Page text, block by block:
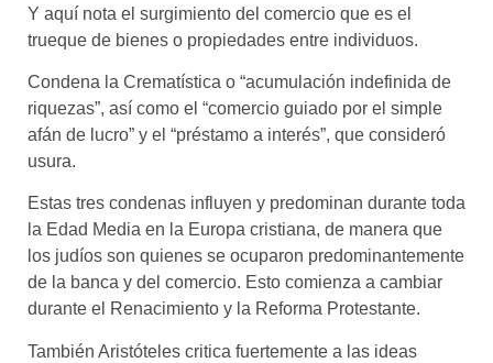
Y aquí nota el surgimiento del comercio que es el
trueque de bienes o propiedades entre individuos.
Condena la Crematística o “acumulación indefinida de
riquezas”, así como el “comercio guiado por el simple
afán de lucro” y el “préstamo a interés”, que consideró
usura.
Estas tres condenas influyen y predominan durante toda
la Edad Media en la Europa cristiana, de manera que
los judíos son quienes se ocuparon predominantemente
de la banca y del comercio. Esto comienza a cambiar
durante el Renacimiento y la Reforma Protestante.
También Aristóteles critica fuertemente a las ideas